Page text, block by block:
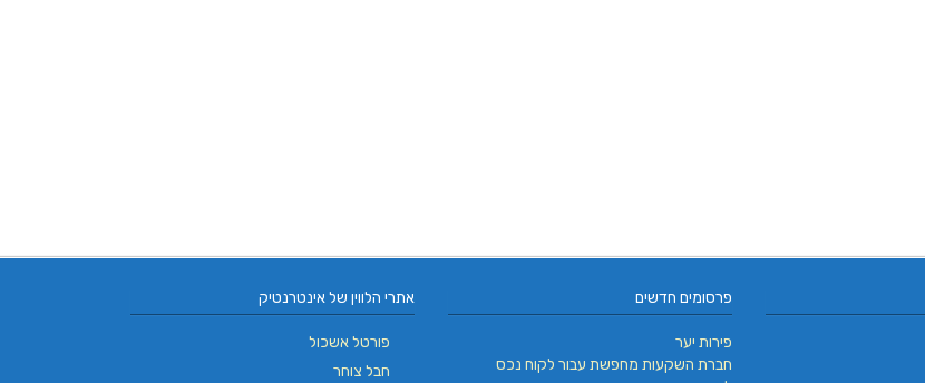
אתרי הלווין של אינטרנטיק
פורטל אשכול
חבל צוחר
פרסומים חדשים
פירות יער
חברת השקעות מחפשת עבור לקוח נכס